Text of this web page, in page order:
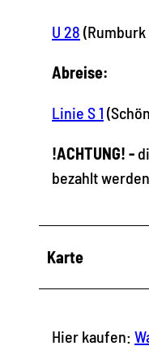
U 28
Abreise:
Linie S 1
!ACHTUNG! -
bezahlt werden.
Karte
Hier kaufen: